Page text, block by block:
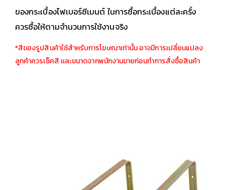
ของกระเบื้องไฟเบอร์ซีเมนต์ ในการซื้อกระเบื้องแต่ละครั้ง
ควรซื้อให้ตามจำนวนการใช้งานจริง
*สีของรูปสินค้าใช้สำหรับการโฆษณาเท่านั้น อาจมีการเปลี่ยนแปลง
ลูกค้าควรเช็คสี เเละขนาดจากพนักงานขายก่อนทำการสั่งซื้อสินค้า